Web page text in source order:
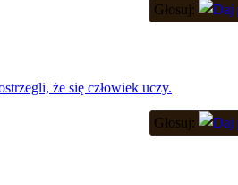
Głosuj:
że się człowiek uczy.
Głosuj: